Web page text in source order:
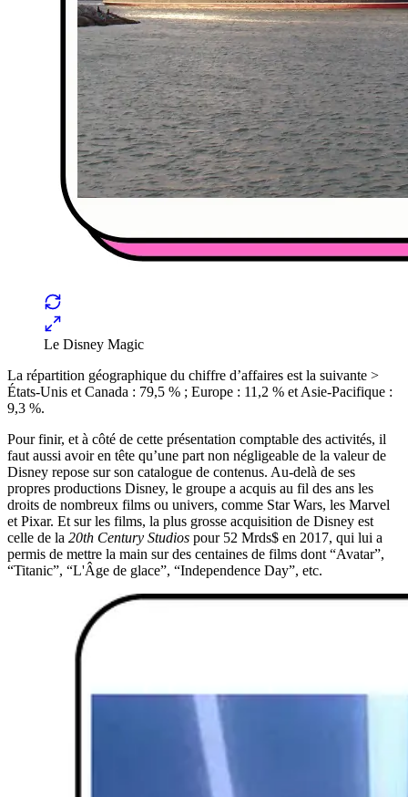
Le Disney Magic
La répartition géographique du chiffre d’affaires est la suivante >
États-Unis et Canada : 79,5 % ; Europe : 11,2 % et Asie-Pacifique :
9,3 %.
Pour finir, et à côté de cette présentation comptable des activités, il
faut aussi avoir en tête qu’une part non négligeable de la valeur de
Disney repose sur son catalogue de contenus. Au-delà de ses
propres productions Disney, le groupe a acquis au fil des ans les
droits de nombreux films ou univers, comme Star Wars, les Marvel
et Pixar. Et sur les films, la plus grosse acquisition de Disney est
celle de la 20th Century Studios pour 52 Mrds$ en 2017, qui lui a
permis de mettre la main sur des centaines de films dont “Avatar”,
“Titanic”, “L'Âge de glace”, “Independence Day”, etc.